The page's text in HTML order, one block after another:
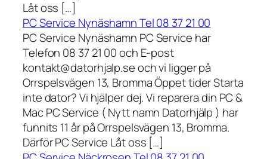
Låt oss […]
PC Service Nynäshamn Tel 08 37 21 00
PC Service Nynäshamn PC Service har
Telefon 08 37 21 00 och E-post
kontakt@datorhjalp.se och vi ligger på
Orrspelsvägen 13, Bromma Öppet tider Starta
inte dator? Vi hjälper dej. Vi reparera din PC &
Mac PC Service ( Nytt namn Datorhjälp ) har
funnits 11 år på Orrspelsvägen 13, Bromma.
Därför PC Service Låt oss […]